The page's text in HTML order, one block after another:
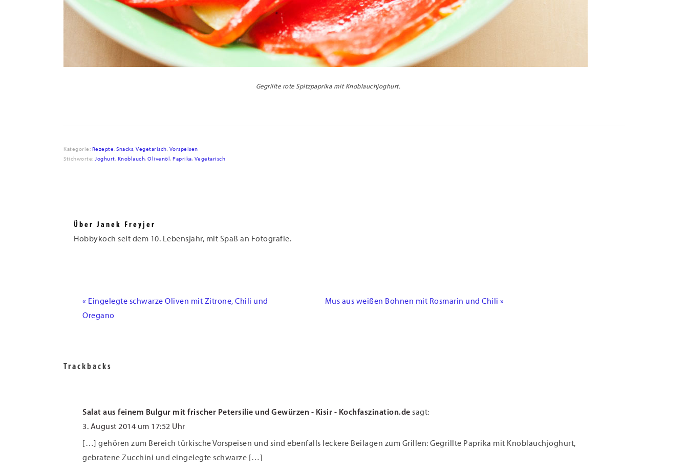
Gegrillte rote Spitzpaprika mit Knoblauchjoghurt.
Kategorie: Rezepte, Snacks, Vegetarisch, Vorspeisen
Stichworte: Joghurt, Knoblauch, Olivenöl, Paprika, Vegetarisch
Über Janek Freyjer
Hobbykoch seit dem 10. Lebensjahr, mit Spaß an Fotografie.
Vorheriger
Beitrag:
« Eingelegte schwarze Oliven mit Zitrone, Chili und
Oregano
Nächster
Mus aus weißen Bohnen mit Rosmarin und Chili »
Trackbacks
Salat aus feinem Bulgur mit frischer Petersilie und Gewürzen - Kisir - Kochfaszination.de sagt:
3. August 2014 um 17:52 Uhr
[…] gehören zum Bereich türkische Vorspeisen und sind ebenfalls leckere Beilagen zum Grillen: Gegrillte Paprika mit Knoblauchjoghurt,
gebratene Zucchini und eingelegte schwarze […]